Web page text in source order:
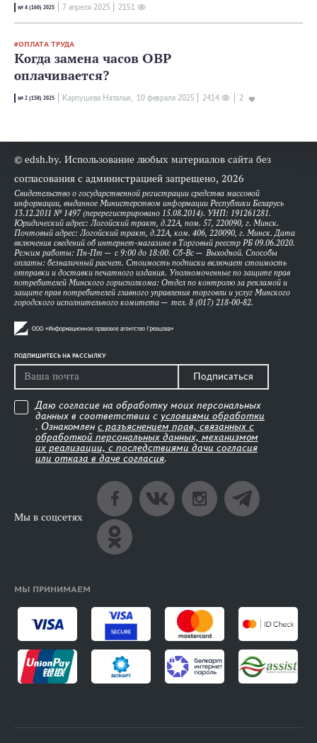
№ 4 (160) 2025 7 апреля 2025 2151
ОПЛАТА ТРУДА
Когда замена часов ОВР
оплачивается?
№ 2 (158) 2025 Карпушева Наталья, 10 февраля 2025 2414 2
© edsh.by. Использование любых материалов сайта без
согласования с администрацией запрещено, 2026
Свидетельство о государственной регистрации средства массовой
информации, выданное Министерством информации Республики Беларусь
13.12.2011 № 1497 (перерегистрировано 15.08.2014). УНП: 191261281.
Юридический адрес: Логойский тракт, д.22А, пом. 57, 220090, г. Минск.
Почтовый адрес: Логойский тракт, д.22А, ком. 406, 220090, г. Минск. Дата
включения сведений об интернет-магазине в Торговый реестр РБ 09.06.2020.
Режим работы: Пн-Пт — с 9:00 до 18:00. Сб-Вс — Выходной. Способы
оплаты: безналичный расчет. Стоимость подписки включает стоимость
отправки и доставки печатного издания. Уполномоченные по защите прав
потребителей Минского горисполкома: Отдел по контролю за рекламой и
защите прав потребителей главного управления торговли и услуг Минского
городского исполнительного комитета — тел. 8 (017) 218-00-82.
ПОДПИШИТЕСЬ НА РАССЫЛКУ
Подписаться
Даю согласие на обработку моих персональных
данных в соответствии с условиями обработки
. Ознакомлен с разъяснением прав, связанных с
обработкой персональных данных, механизмом
их реализации, с последствиями дачи согласия
или отказа в даче согласия.
Мы в соцсетях
МЫ ПРИНИМАЕМ